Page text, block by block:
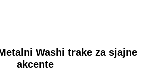
Washi trake za sjajne
akcente